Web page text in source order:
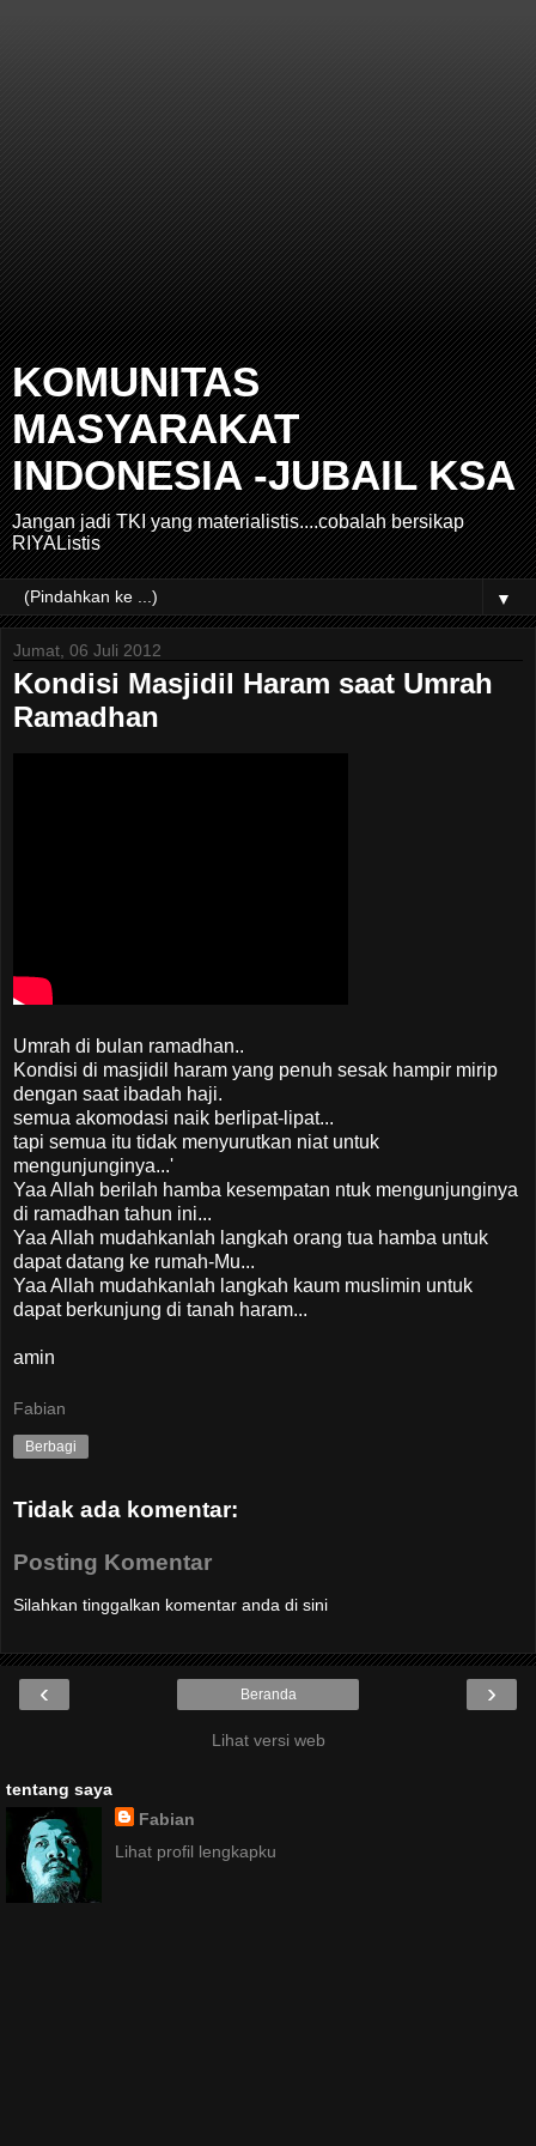
KOMUNITAS
MASYARAKAT
INDONESIA -JUBAIL KSA
Jangan jadi TKI yang materialistis....cobalah bersikap
RIYAListis
▼
Jumat, 06 Juli 2012
Kondisi Masjidil Haram saat Umrah
Ramadhan
Umrah di bulan ramadhan..
Kondisi di masjidil haram yang penuh sesak hampir mirip
dengan saat ibadah haji.
semua akomodasi naik berlipat-lipat...
tapi semua itu tidak menyurutkan niat untuk
mengunjunginya...'
Yaa Allah berilah hamba kesempatan ntuk mengunjunginya
di ramadhan tahun ini...
Yaa Allah mudahkanlah langkah orang tua hamba untuk
dapat datang ke rumah-Mu...
Yaa Allah mudahkanlah langkah kaum muslimin untuk
dapat berkunjung di tanah haram...
amin
Fabian
Berbagi
Tidak ada komentar:
Posting Komentar
Silahkan tinggalkan komentar anda di sini
‹ ›
Beranda
Lihat versi web
tentang saya
Fabian
Lihat profil lengkapku